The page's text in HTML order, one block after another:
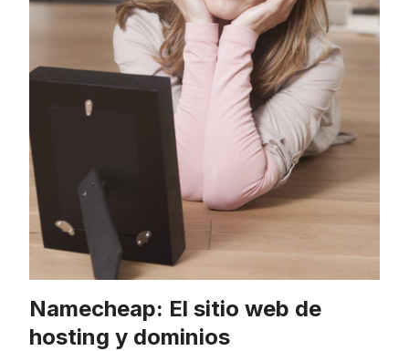
Namecheap: El sitio web de
hosting y dominios